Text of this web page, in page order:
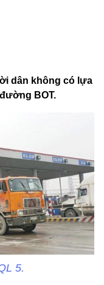
dân không có lựa
BOT.
5.